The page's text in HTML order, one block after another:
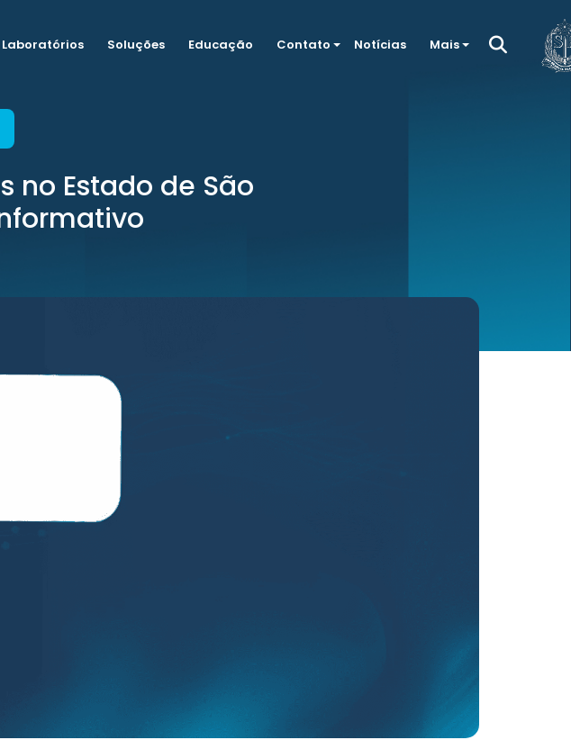
Laboratórios Soluções Educação Contato Notícias Mais
no Estado de São